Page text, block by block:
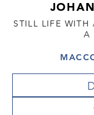
STILL LIFE WITH
A